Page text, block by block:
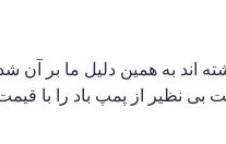
اند به همین دلیل ما بر آن
نظیر از پمپ باد را با